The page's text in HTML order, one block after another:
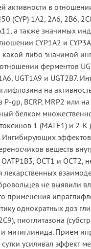
активности в
(CYP) 1A2, 2A6, 2B6,
а также значимых
CYP1A2 и
какой-либо значимой
ферментов
UGT1A9 и UGT2B7.
на
gp, BCRP, MRP2 или на
белком
1 (MATE1) и 2-К
Ингибирующих
веществ
OCT1 и OCT2,
лекарственных
не выявили
применения
однократных доз
пиоглитазона
и митиглинида. Прием
усиливал эффект